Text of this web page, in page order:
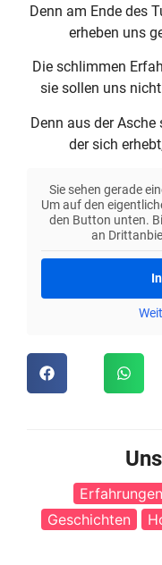
Denn am Ende des
erheben uns
Die schlimmen
sie sollen uns
Denn aus der
der sich
Sie sehen gerade
Um auf den
den Button unten.
an
Erfahrungen
Geschichten